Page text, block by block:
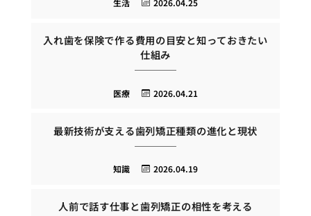
2026.04.25
生活
入れ歯を保険で作る費用の目安と知っておきたい
仕組み
2026.04.21
医療
最新技術が支える歯列矯正種類の進化と現状
2026.04.19
知識
人前で話す仕事と歯列矯正の相性を考える